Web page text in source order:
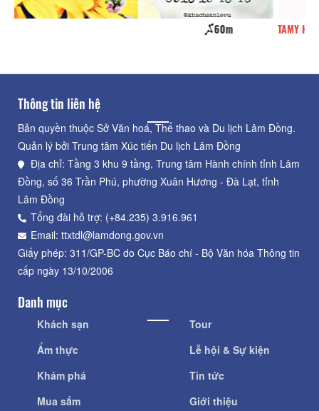
60m
Thông tin liên hệ
Bản quyền thuộc Sở Văn hoá, Thể thao và Du lịch Lâm Đồng.
Quản lý bởi Trung tâm Xúc tiến Du lịch Lâm Đồng
Địa chỉ: Tầng 3 khu 9 tầng, Trung tâm Hành chính tỉnh Lâm
Đồng, số 36 Trần Phú, phường Xuân Hương - Đà Lạt, tỉnh
Lâm Đồng
Tổng đài hỗ trợ: (+84.235) 3.916.961
Email: ttxtdl@lamdong.gov.vn
Giấy phép: 311/GP-BC do Cục Báo chí - Bộ Văn hóa Thông tin
cấp ngày 13/10/2006
Danh mục
Khách sạn
Ẩm thực
Khám phá
Mua sắm
Tour
Lễ hội & Sự kiện
Tin tức
Giới thiệu